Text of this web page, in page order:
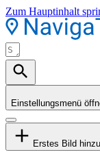
Zum Hauptinhalt
Einstellungsmenü
Erstes Bild